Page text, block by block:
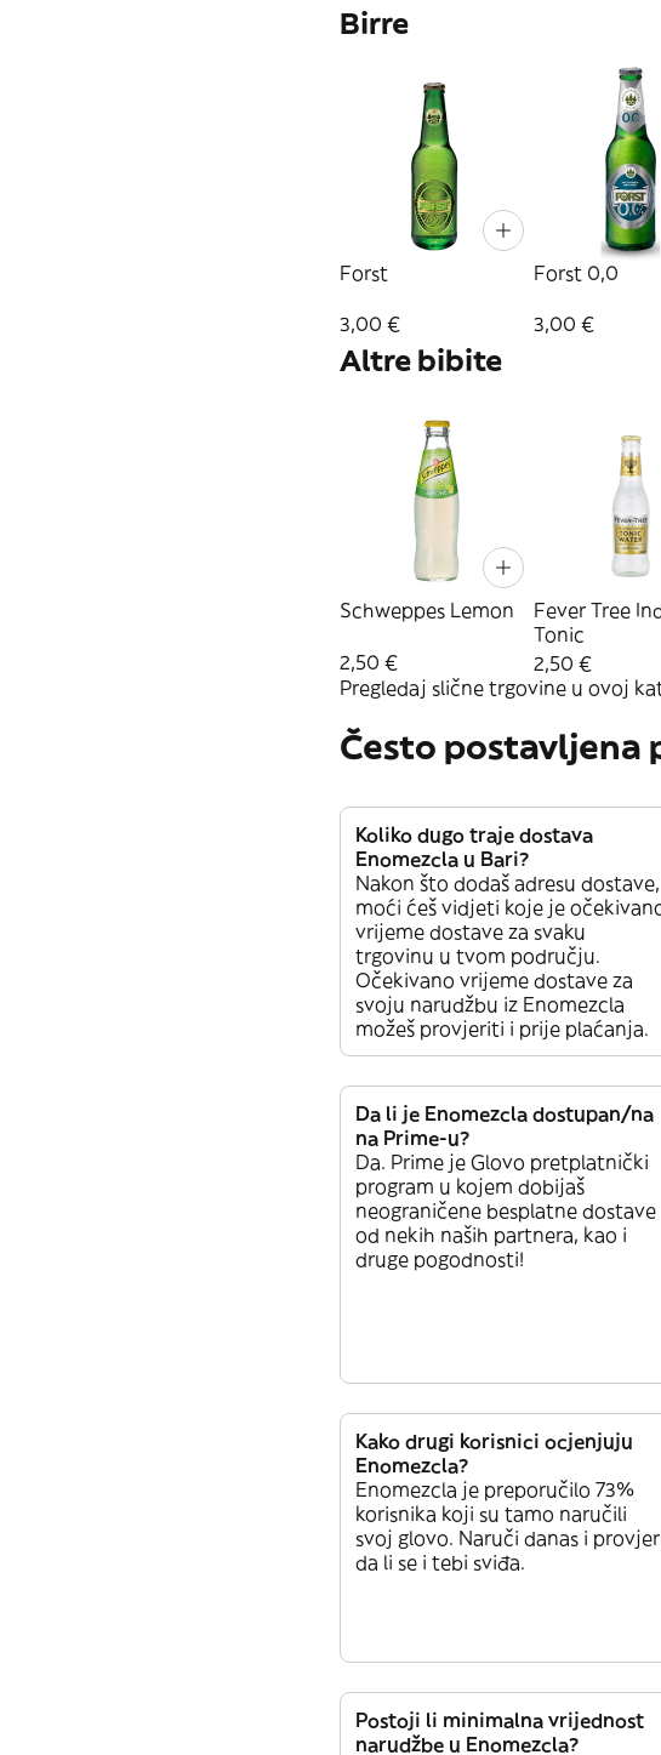
Birre
Forst
3,00 €
Forst 0,0
3,00 €
Altre bibite
Schweppes Lemon
2,50 €
Fever Tree
Tonic
2,50 €
Pregledaj slične trgovine u ovoj
Često postavljena
Koliko dugo traje dostava
Enomezcla u Bari?
Nakon što dodaš adresu dostave,
moći ćeš vidjeti koje je
vrijeme dostave za svaku
trgovinu u tvom području.
Očekivano vrijeme dostave za
svoju narudžbu iz Enomezcla
možeš provjeriti i prije plaćanja.
Da li je Enomezcla dostupan/na
na Prime-u?
Da. Prime je Glovo pretplatnički
program u kojem dobijaš
neograničene besplatne dostave
od nekih naših partnera, kao i
druge pogodnosti!
Kako drugi korisnici ocjenjuju
Enomezcla?
Enomezcla je preporučilo 73%
korisnika koji su tamo naručili
svoj glovo. Naruči danas i
da li se i tebi sviđa.
Postoji li minimalna vrijednost
narudžbe u Enomezcla?